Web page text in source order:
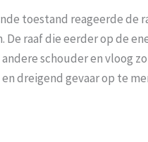
toestand reageerde de
De raaf die eerder op de
schouder en vloog
dreigend gevaar op te